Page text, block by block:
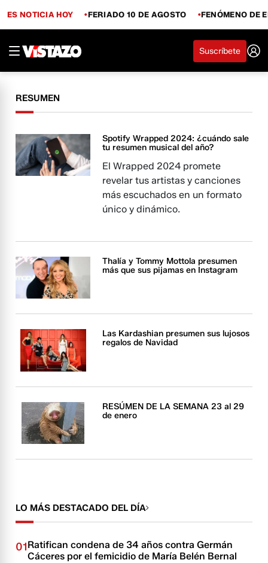
ES NOTICIA HOY FERIADO 10 DE AGOSTO FENÓMENO DE
Suscríbete
RESUMEN
Spotify Wrapped 2024: ¿cuándo sale
tu resumen musical del año?
El Wrapped 2024 promete
revelar tus artistas y canciones
más escuchados en un formato
único y dinámico.
Thalía y Tommy Mottola presumen
más que sus pijamas en Instagram
Las Kardashian presumen sus lujosos
regalos de Navidad
RESÚMEN DE LA SEMANA 23 al 29
de enero
LO MÁS DESTACADO DEL DÍA
01Ratifican condena de 34 años contra Germán
Cáceres por el femicidio de María Belén Bernal